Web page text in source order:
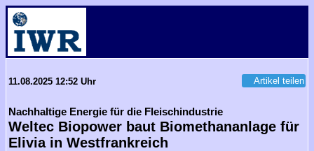
11.08.2025 12:52 Uhr Artikel teilen
Nachhaltige Energie für die Fleischindustrie
Weltec Biopower baut Biomethananlage für
Elivia in Westfrankreich